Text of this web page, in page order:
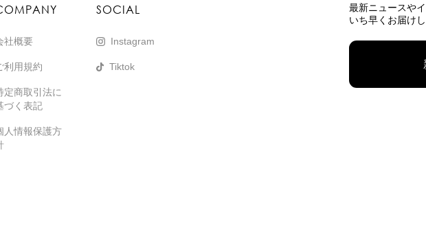
社概要
利用規約
定商取引法に
づく表記
人情報保護方
SOCIAL
Instagram
Tiktok
最新ニュースやイ
いち早くお届け